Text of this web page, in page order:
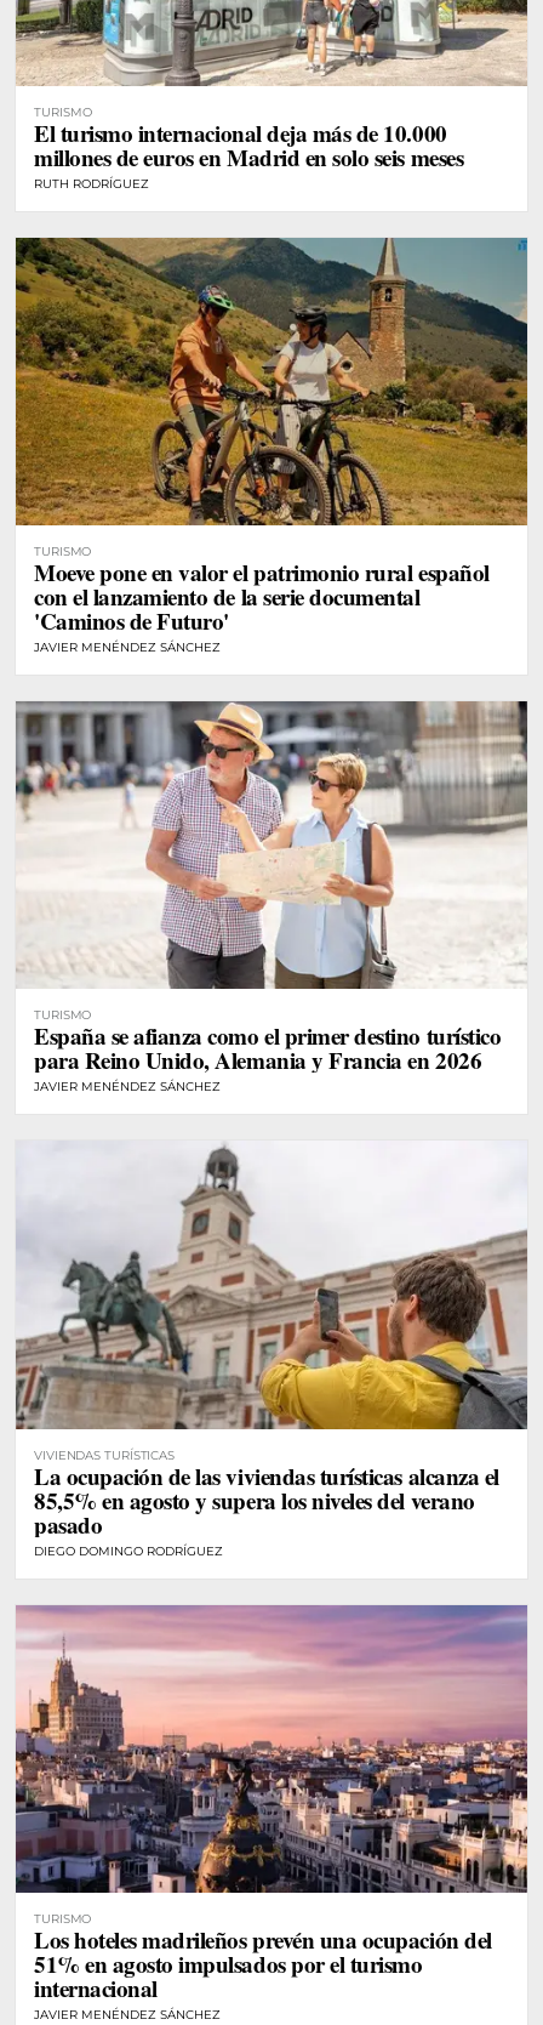
TURISMO
El turismo internacional deja más de 10.000
millones de euros en Madrid en solo seis meses
RUTH RODRÍGUEZ
TURISMO
Moeve pone en valor el patrimonio rural español
con el lanzamiento de la serie documental
'Caminos de Futuro'
JAVIER MENÉNDEZ SÁNCHEZ
TURISMO
España se afianza como el primer destino turístico
para Reino Unido, Alemania y Francia en 2026
JAVIER MENÉNDEZ SÁNCHEZ
VIVIENDAS TURÍSTICAS
La ocupación de las viviendas turísticas alcanza el
85,5% en agosto y supera los niveles del verano
pasado
DIEGO DOMINGO RODRÍGUEZ
TURISMO
Los hoteles madrileños prevén una ocupación del
51% en agosto impulsados por el turismo
internacional
JAVIER MENÉNDEZ SÁNCHEZ